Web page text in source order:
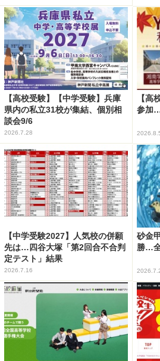
【高校受験】【中学受験】兵庫
県内の私立31校が集結、個別相
談会9/6
2026.7.28
【高
参加
【中学受験2027】人気校の併願
先は…四谷大塚「第2回合不合判
定テスト」結果
2026.7.16
砂金
勝…